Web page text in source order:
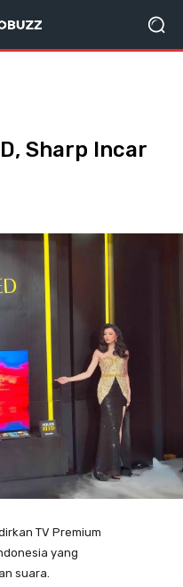
Sharp Incar
TV Premium
yang
suara.